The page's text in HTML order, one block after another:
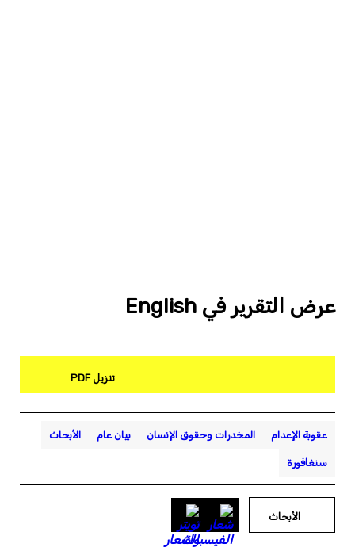
عرض التقرير في English
تنزيل PDF
عقوبة الإعدام المخدرات وحقوق الإنسان بيان عام الأبحاث
سنغافورة
الأبحاث